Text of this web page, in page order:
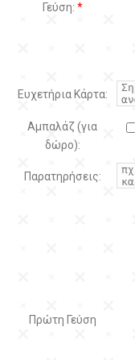
Γεύση: *
Ευχετήρια Κάρτα:
Αμπαλάζ (για
δώρο):
Παρατηρήσεις:
Πρώτη Γεύση